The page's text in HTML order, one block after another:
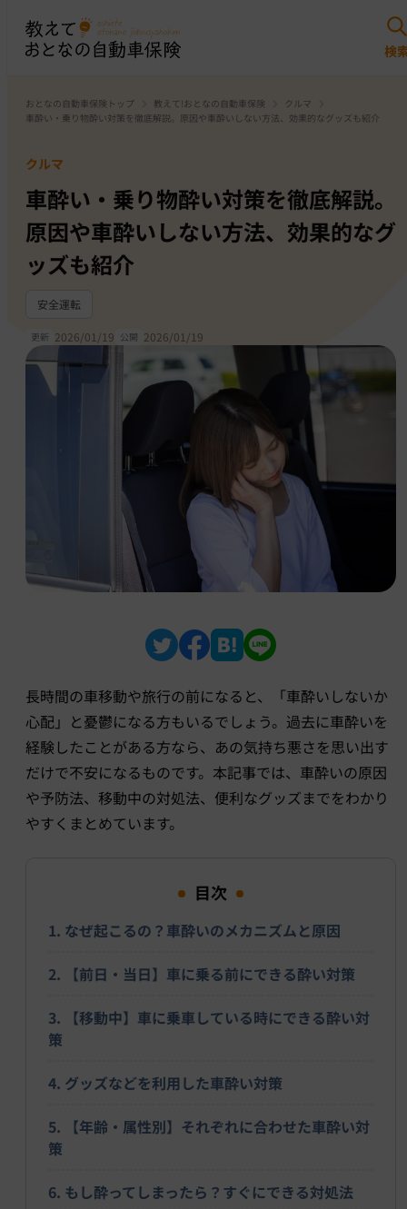
おとなの自動車保険トップ 教えて!おとなの自動車保険
クルマ
車酔い・乗り物酔い対策を徹底解説。原因や車酔いしない方法、効果的なグッズも紹介
クルマ
車酔い・乗り物酔い対策を徹底解説。
原因や車酔いしない方法、効果的なグ
ッズも紹介
安全運転
更新 2026/01/19 公開 2026/01/19
長時間の車移動や旅行の前になると、「車酔いしないか
心配」と憂鬱になる方もいるでしょう。過去に車酔いを
経験したことがある方なら、あの気持ち悪さを思い出す
だけで不安になるものです。本記事では、車酔いの原因
や予防法、移動中の対処法、便利なグッズまでをわかり
やすくまとめています。
目次
1. なぜ起こるの？車酔いのメカニズムと原因
2. 【前日・当日】車に乗る前にできる酔い対策
3. 【移動中】車に乗車している時にできる酔い対
策
4. グッズなどを利用した車酔い対策
5. 【年齢・属性別】それぞれに合わせた車酔い対
策
6. もし酔ってしまったら？すぐにできる対処法